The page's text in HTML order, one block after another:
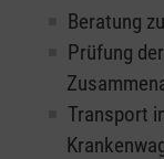
Beratung
Prüfung
Transport